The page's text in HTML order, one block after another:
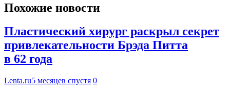
Похожие новости
Пластический хирург раскрыл секрет
привлекательности Брэда Питта
в 62 года
Lenta.ru5 месяцев спустя 0